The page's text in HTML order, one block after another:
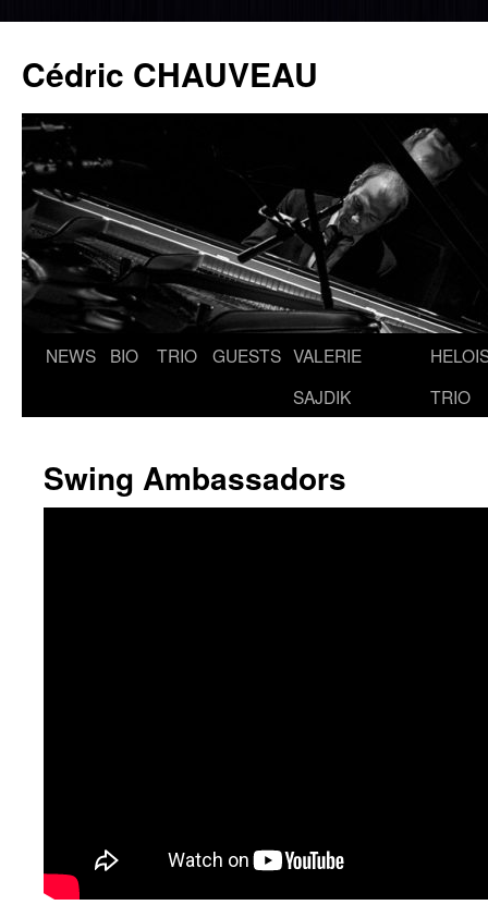
Cédric CHAUVEAU
Aller
NEWS BIO TRIO GUESTS VALERIE
SAJDIK
TRIO
Swing Ambassadors